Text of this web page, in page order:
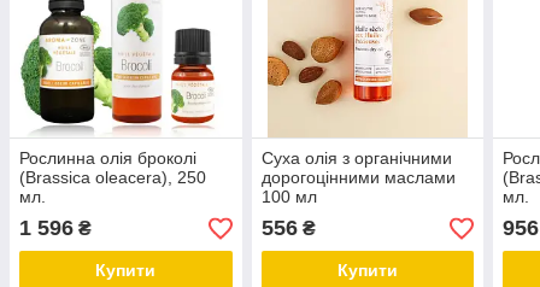
Рослинна олія броколі
(Brassica oleacera), 250
мл.
1 596 ₴
Купити
Суха олія з органічними
дорогоцінними маслами
100 мл
556₴
Купити
мл.
956